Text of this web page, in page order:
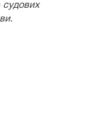
судових